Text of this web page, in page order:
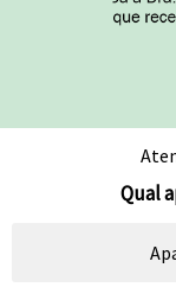
Qual